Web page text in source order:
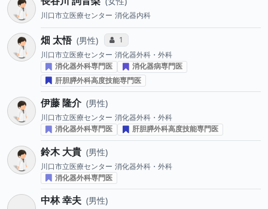
川口市立医療センター 消化器内科
畑 太悟 男性 コミュニケーション・タイプ投票数
1
川口市立医療センター 消化器外科・外科
消化器外科専門医
消化器病専門医
肝胆膵外科高度技能専門医
伊藤 隆介 男性
川口市立医療センター 消化器外科・外科
消化器外科専門医
肝胆膵外科高度技能専門医
鈴木 大貴 男性
川口市立医療センター 消化器外科・外科
消化器外科専門医
中林 幸夫 男性